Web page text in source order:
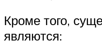
Кроме того,
являются: